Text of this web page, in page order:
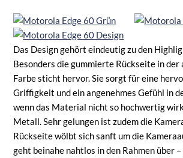
Das Design gehört eindeutig zu den
Besonders die gummierte Rückseite in
Farbe sticht hervor. Sie sorgt für eine
Griffigkeit und ein angenehmes Gefühl in
wenn das Material nicht so hochwertig
Metall. Sehr gelungen ist zudem die
Rückseite wölbt sich sanft um die
geht beinahe nahtlos in den Rahmen über